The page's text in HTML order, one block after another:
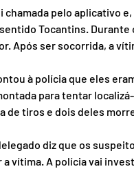
chamada pelo aplicativo
Tocantins.
Após ser socorrida, a
à polícia que eles
para tentar
de tiros e dois deles
diz que os
a vítima. A polícia vai